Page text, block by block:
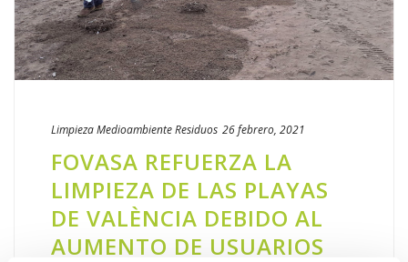
LimpiezaMedioambienteResiduos 26 febrero, 2021
FOVASA REFUERZA LA
LIMPIEZA DE LAS PLAYAS
DE VALÈNCIA DEBIDO AL
AUMENTO DE USUARIOS